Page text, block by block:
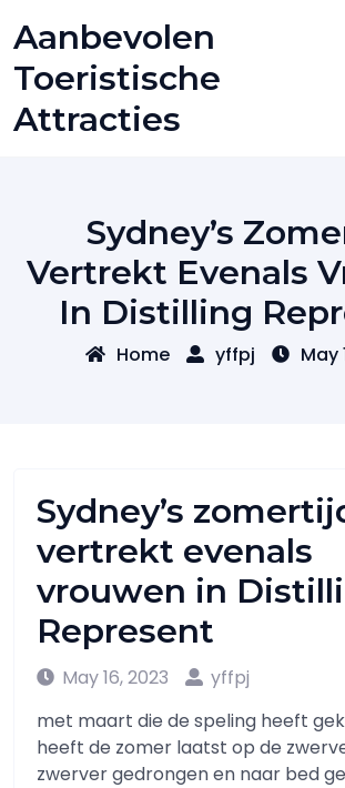
to
content
Aanbevolen
Toeristische
Attracties
Sydney’s
Vertrekt Evenals
In Distilling
Home yffpj May
Sydney’s
vertrekt evenals
vrouwen in
Represent
May 16, 2023
yffpj
met maart die de speling heeft
heeft de zomer laatst op de
zwerver gedrongen en naar bed